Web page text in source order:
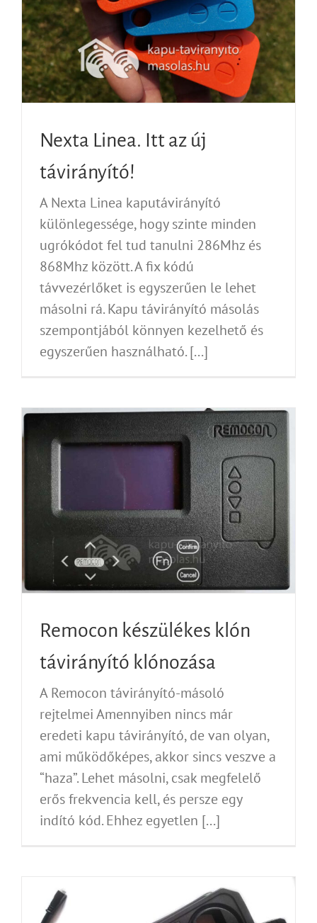
Nexta Linea. Itt az új
távirányító!
A Nexta Linea kaputávirányító
különlegessége, hogy szinte minden
ugrókódot fel tud tanulni 286Mhz és
868Mhz között. A fix kódú
távvezérlőket is egyszerűen le lehet
másolni rá. Kapu távirányító másolás
szempontjából könnyen kezelhető és
egyszerűen használható. [...]
Remocon készülékes klón
távirányító klónozása
A Remocon távirányító-másoló
rejtelmei Amennyiben nincs már
eredeti kapu távirányító, de van olyan,
ami működőképes, akkor sincs veszve a
“haza”. Lehet másolni, csak megfelelő
erős frekvencia kell, és persze egy
indító kód. Ehhez egyetlen [...]